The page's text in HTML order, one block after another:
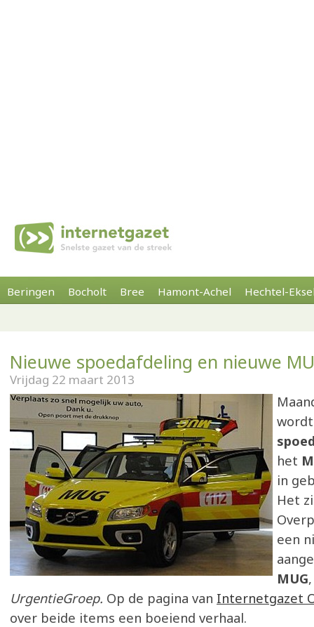
Beringen Bocholt Bree Hamont-Achel Hechtel-
Nieuwe spoedafdeling en nieuwe
Vrijdag 22 maart 2013
het
in
Het
een
MUG
UrgentieGroep. Op de pagina van Internetgazet
over beide items een boeiend verhaal.